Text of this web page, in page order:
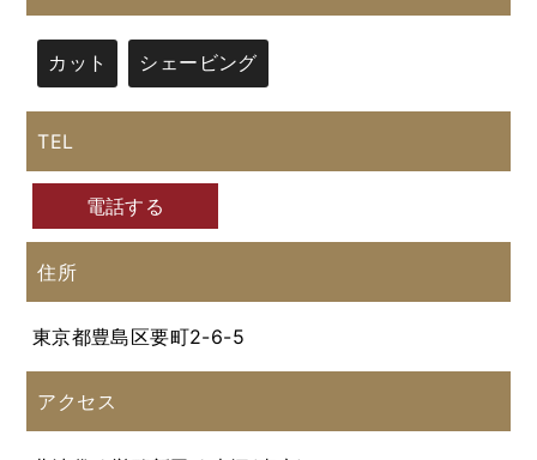
カット シェービング
TEL
電話する
住所
東京都豊島区要町2-6-5
アクセス